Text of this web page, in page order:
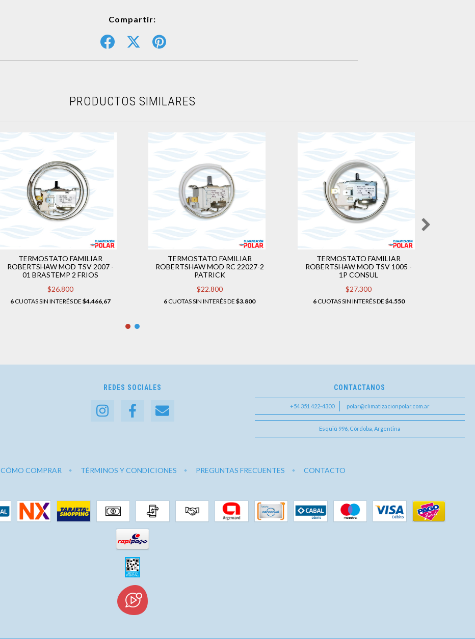
Compartir:
PRODUCTOS SIMILARES
TERMOSTATO FAMILIAR
ROBERTSHAW MOD TSV 2007 -
01 BRASTEMP 2 FRIOS
$26.800
6CUOTAS SIN INTERÉS DE$4.466,67
TERMOSTATO FAMILIAR
ROBERTSHAW MOD RC 22027-2
PATRICK
$22.800
6CUOTAS SIN INTERÉS DE$3.800
TERMOSTATO FAMILIAR
ROBERTSHAW MOD TSV 1005 -
1P CONSUL
$27.300
6CUOTAS SIN INTERÉS DE $4.550
REDES SOCIALES CONTACTANOS
+54 351 422-4300 polar@climatizacionpolar.com.ar
Esquiú 996, Córdoba, Argentina
CÓMO COMPRAR TÉRMINOS Y CONDICIONES PREGUNTAS FRECUENTES CONTACTO